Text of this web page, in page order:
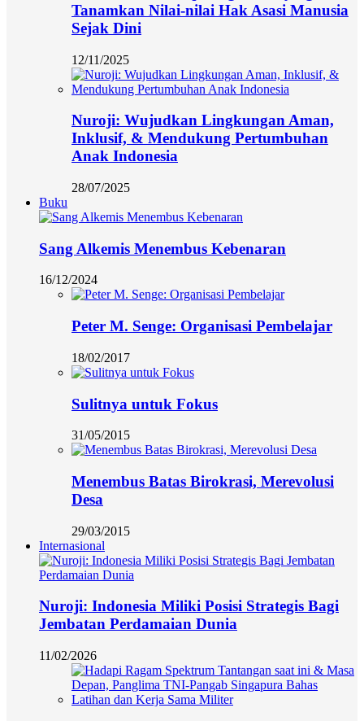
Tanamkan Nilai-nilai Hak Asasi Manusia
Sejak Dini
12/11/2025
Nuroji: Wujudkan Lingkungan Aman,
Inklusif, & Mendukung Pertumbuhan
Anak Indonesia
28/07/2025
Buku
Sang Alkemis Menembus Kebenaran
16/12/2024
Peter M. Senge: Organisasi Pembelajar
18/02/2017
Sulitnya untuk Fokus
31/05/2015
Menembus Batas Birokrasi, Merevolusi
Desa
29/03/2015
Internasional
Nuroji: Indonesia Miliki Posisi Strategis Bagi
Jembatan Perdamaian Dunia
11/02/2026